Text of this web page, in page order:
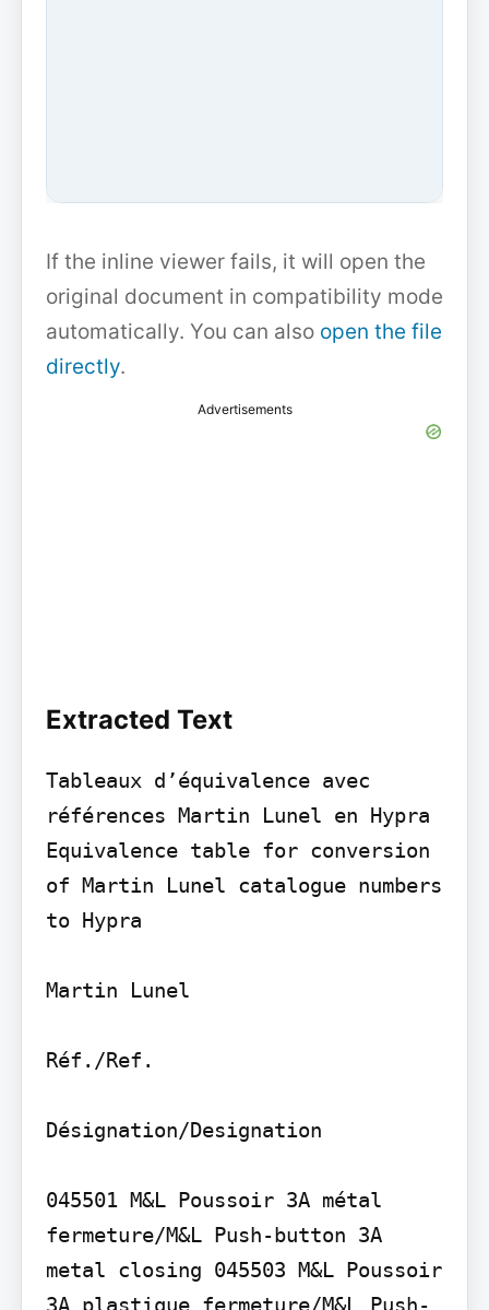
If the inline viewer fails, it will open the
original document in compatibility mode
automatically. You can also open the file
directly.
Advertisements
Extracted Text
Tableaux d’équivalence avec
références Martin Lunel en Hypra
Equivalence table for conversion
of Martin Lunel catalogue numbers
to Hypra
Martin Lunel
Réf./Ref.
Désignation/Designation
045501 M&L Poussoir 3A métal
fermeture/M&L Push-button 3A
metal closing 045503 M&L Poussoir
3A plastique fermeture/M&L Push-